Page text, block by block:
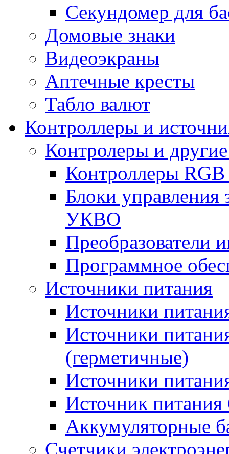
Секундомер для
Домовые знаки
Видеоэкраны
Аптечные кресты
Табло валют
Контроллеры и
Контролеры и
Контроллеры
Блоки
УКВО
Преобразователи
Программное
Источники питания
Источники
Источники
(герметичные)
Источники
Источник
Аккумуляторные
Счетчики